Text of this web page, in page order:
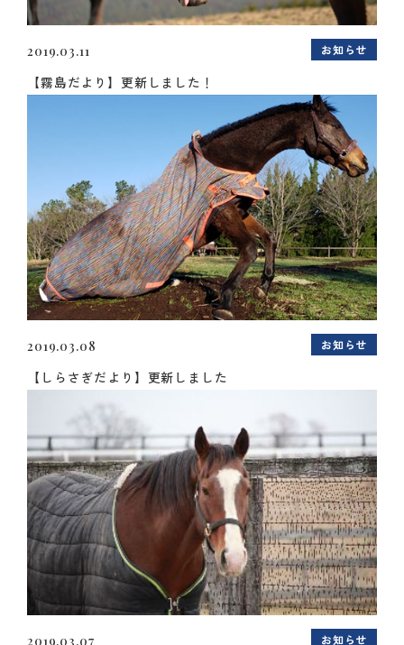
2019.03.11 お知らせ
【霧島だより】更新しました！
2019.03.08 お知らせ
【しらさぎだより】更新しました
2019.03.07 お知らせ